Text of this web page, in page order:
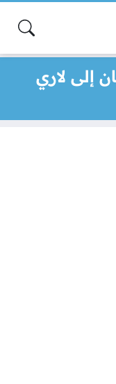
إلى لاري